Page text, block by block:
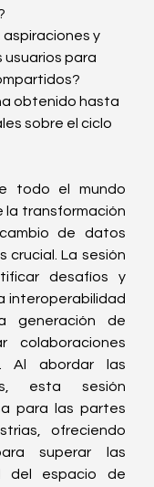
aspiraciones y
para
obtenido hasta
sobre el ciclo
todo el mundo
la transformación
de datos
crucial. La sesión
desafíos y
interoperabilidad
generación de
Al abordar las
esta sesión
para las partes
ofreciendo
superar las
del espacio de